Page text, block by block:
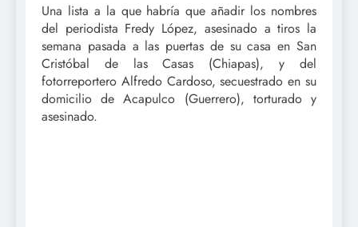
Una lista a la que habría que añadir los nombres
del periodista Fredy López, asesinado a tiros la
semana pasada a las puertas de su casa en San
Cristóbal de las Casas (Chiapas), y del
fotorreportero Alfredo Cardoso, secuestrado en su
domicilio de Acapulco (Guerrero), torturado y
asesinado.